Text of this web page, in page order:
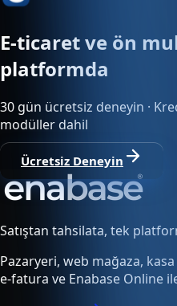
E-ticaret ve ön
platformda
30 gün ücretsiz deneyin ·
modüller dahil
Ücretsiz Deneyin
Satıştan tahsilata, tek
Pazaryeri, web mağaza, kasa
e-fatura ve Enabase Online